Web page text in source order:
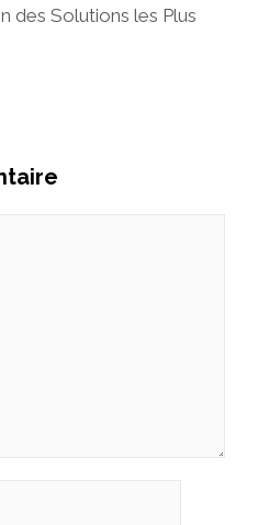
des Solutions les Plus